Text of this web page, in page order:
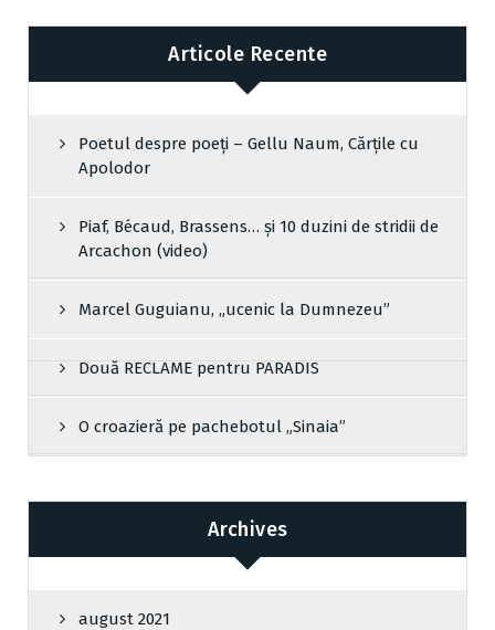
Articole Recente
Poetul despre poeți – Gellu Naum, Cărțile cu
Apolodor
Piaf, Bécaud, Brassens… și 10 duzini de stridii de
Arcachon (video)
Marcel Guguianu, „ucenic la Dumnezeu”
Două RECLAME pentru PARADIS
O croazieră pe pachebotul „Sinaia”
Archives
august 2021